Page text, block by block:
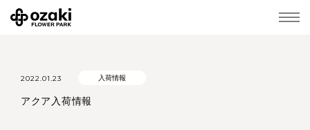
2022.01.23 入荷情報
アクア入荷情報